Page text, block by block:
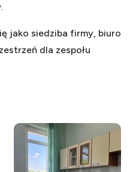
jako siedziba firmy, biuro
dla zespołu